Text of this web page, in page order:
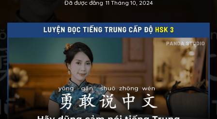
Đã được đăng 11 Tháng 10, 2024